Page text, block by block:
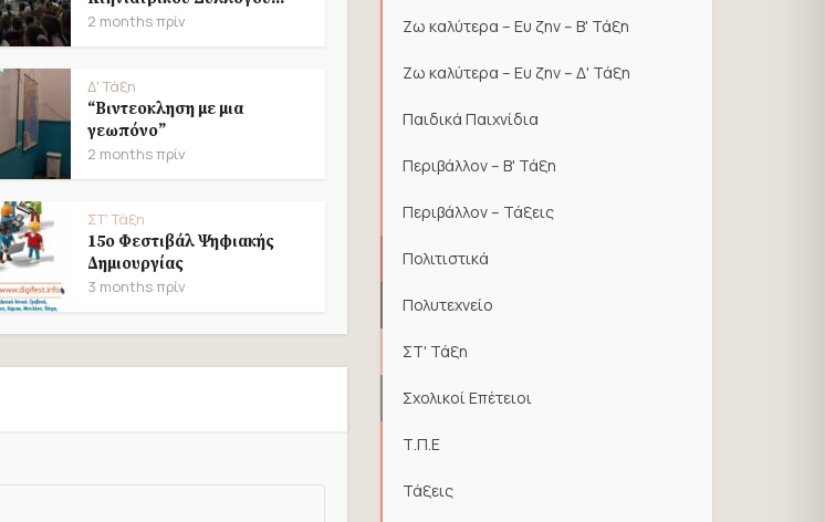
2 months πρίν
Δ' Τάξη
“Βιντεοκληση με μια
γεωπόνο”
2 months πρίν
ΣΤ' Τάξη
15ο Φεστιβάλ Ψηφιακής
Δημιουργίας
3 months πρίν
Ζω καλύτερα – Ευ ζην – Β' Τάξη
Ζω καλύτερα – Ευ ζην – Δ' Τάξη
Παιδικά Παιχνίδια
Περιβάλλον – Β' Τάξη
Περιβάλλον – Τάξεις
Πολιτιστικά
Πολυτεχνείο
ΣΤ' Τάξη
Σχολικοί Επέτειοι
Τ.Π.Ε
Τάξεις